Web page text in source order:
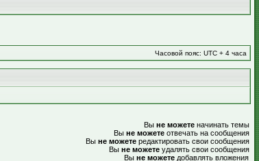
Часовой пояс: UTC + 4 часа
Вы не можете начинать темы
Вы не можете отвечать на сообщения
Вы не можете редактировать свои сообщения
Вы не можете удалять свои сообщения
Вы не можете добавлять вложения